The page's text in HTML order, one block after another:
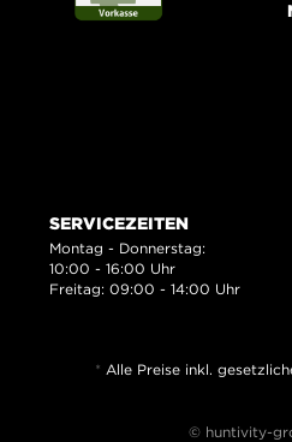
SERVICEZEITEN
Montag - Donnerstag:
10:00 - 16:00 Uhr
Freitag: 09:00 - 14:00 Uhr
* Alle Preise inkl.
© huntivity-